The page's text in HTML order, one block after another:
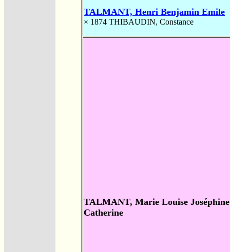
TALMANT, Henri Benjamin Emile
× 1874 THIBAUDIN, Constance
TALMANT, Marie Louise Joséphine
Catherine